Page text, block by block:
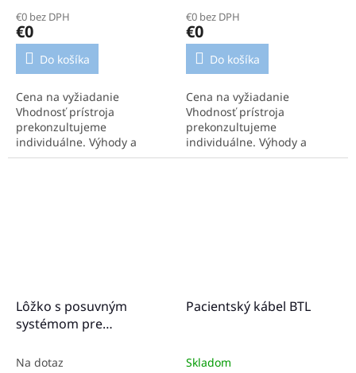
€0 bez DPH
€0
Do košíka
Cena na vyžiadanie
Vhodnosť prístroja
prekonzultujeme
individuálne. Výhody a
funkcie zariadenia Možnosť
€0 bez DPH
€0
Do košíka
Cena na vyžiadanie
Vhodnosť prístroja
prekonzultujeme
individuálne. Výhody a
funkcie zariadenia Možnosť
Lôžko s posuvným
systémom pre
aplikátor SL70
Na dotaz
Pacientský kábel BTL
Skladom